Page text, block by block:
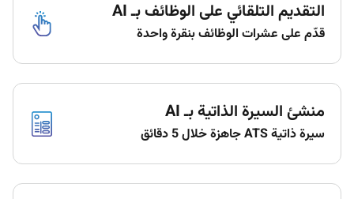
The main duties and responsibilities of this role
include:
Build and maintain strong relationships with repeat
guests and VIPs ensuring personalized service and
Actively solicit and review guest feedback using
insights to implement improvements and enhance
guest satisfaction.
التقديم التلقائي على الوظائف بـ AI
قدّم على عشرات الوظائف بنقرة واحدة
منشئ السيرة الذاتية بـ AI
سيرة ذاتية ATS جاهزة خلال 5 دقائق